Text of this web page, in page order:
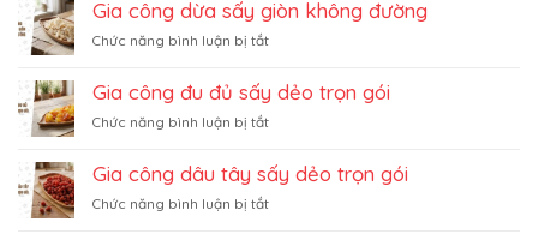
Gia công dừa sấy giòn không đường
Chức năng bình luận bị tắtở
công
dừa
sấy
không
đường
Gia công đu đủ sấy dẻo trọn gói
Chức năng bình luận bị tắtở
công
đu
đủ
Gia công dâu tây sấy dẻo trọn gói
Chức năng bình luận bị tắtở